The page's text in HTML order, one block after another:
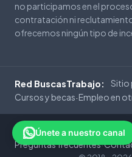
no participamos en el
contratación ni
ofrecemos ningún tipo de
Red BuscasTrabajo: Sitio
Cursos y becas·Empleo en
Privacidad· Cookies·Aviso
Preguntas frecuentes·
Únete a nuestro canal